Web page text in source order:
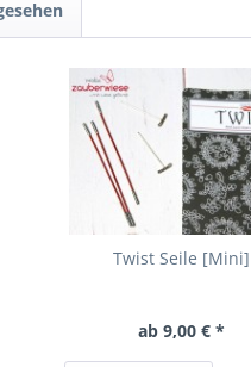
Twist Seile [Mini]
ab 9,00 € *